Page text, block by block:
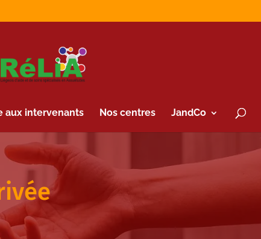
aux intervenants Nos centres JandCo